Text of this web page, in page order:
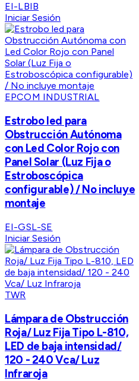
EI-LBIB
Iniciar Sesión
EPCOM INDUSTRIAL
Estrobo led para
Obstrucción Autónoma
con Led Color Rojo con
Panel Solar (Luz Fija o
Estroboscópica
configurable) / No incluye
montaje
EI-GSL-SE
Iniciar Sesión
TWR
Lámpara de Obstrucción
Roja/ Luz Fija Tipo L-810,
LED de baja intensidad/
120 - 240 Vca/ Luz
Infraroja